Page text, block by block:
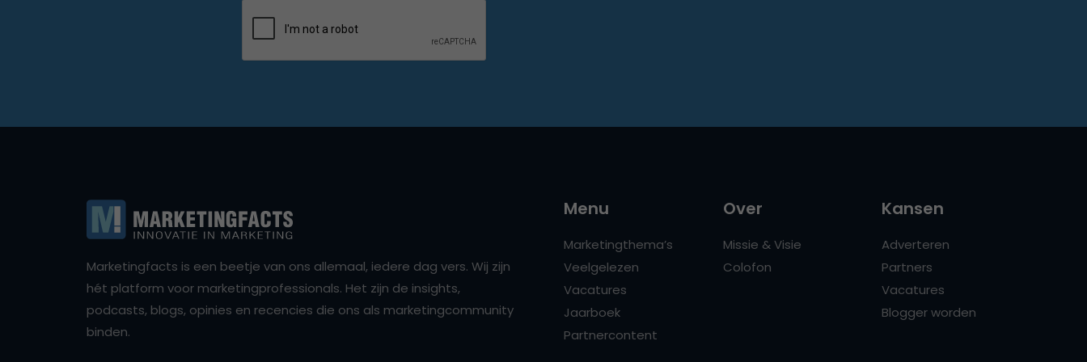
Marketingfacts is een beetje van ons allemaal, iedere dag vers. Wij zijn
hét platform voor marketingprofessionals. Het zijn de insights,
podcasts, blogs, opinies en recencies die ons als marketingcommunity
binden.
Menu
Marketingthema’s
Veelgelezen
Vacatures
Jaarboek
Partnercontent
Over
Missie & Visie
Colofon
Kansen
Adverteren
Partners
Vacatures
Blogger worden